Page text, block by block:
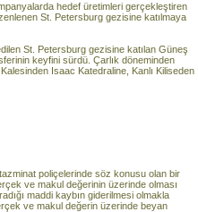
hedef üretimleri gerçekleştiren
St. Petersburg gezisine katılmaya
St. Petersburg gezisine katılan Güneş
keyfini sürdü. Çarlık döneminden
Isaac Katedraline, Kanlı Kiliseden
poliçelerinde söz konusu olan bir
ve makul değerinin üzerinde olması
maddi kaybın giderilmesi olmakla
ve makul değerin üzerinde beyan